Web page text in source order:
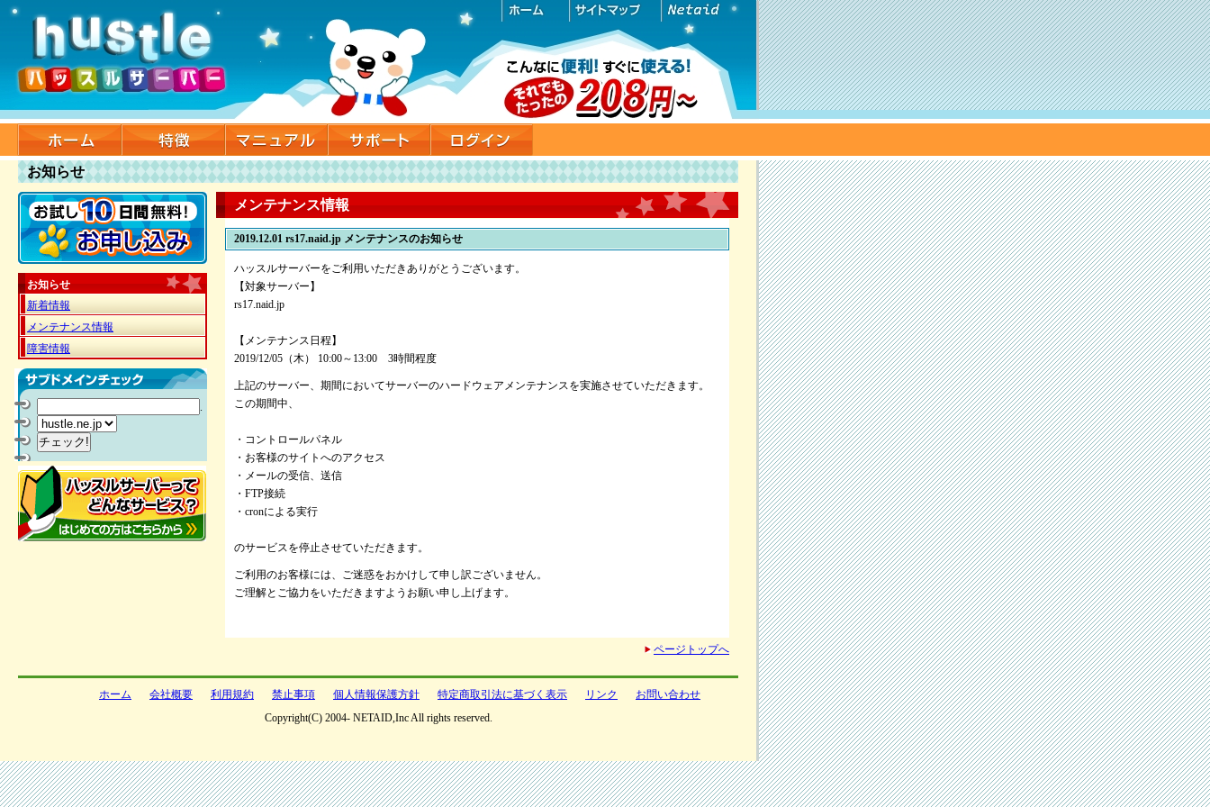
お知らせ
お知らせ
新着情報
メンテナンス情報
障害情報
.
メンテナンス情報
2019.12.01 rs17.naid.jp メンテナンスのお知らせ
ハッスルサーバーをご利用いただきありがとうございます。
【対象サーバー】
rs17.naid.jp
【メンテナンス日程】
2019/12/05（木） 10:00～13:00 3時間程度
上記のサーバー、期間においてサーバーのハードウェアメンテナンスを実施させていただきます。
この期間中、
・コントロールパネル
・お客様のサイトへのアクセス
・メールの受信、送信
・FTP接続
・cronによる実行
のサービスを停止させていただきます。
ご利用のお客様には、ご迷惑をおかけして申し訳ございません。
ご理解とご協力をいただきますようお願い申し上げます。
ページトップへ
ホーム 会社概要 利用規約 禁止事項 個人情報保護方針 特定商取引法に基づく表示 リンク
お問い合わせ
Copyright(C) 2004- NETAID,Inc All rights reserved.